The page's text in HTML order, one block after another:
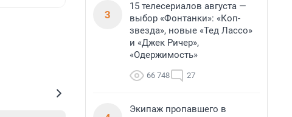
3
15 телесериалов августа —
выбор «Фонтанки»: «Коп-
звезда», новые «Тед Лассо»
и «Джек Ричер»,
«Одержимость»
66 748 27
Экипаж пропавшего в